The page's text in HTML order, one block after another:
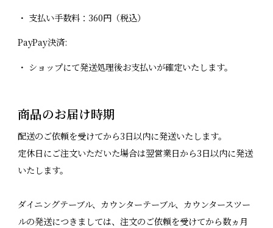
・ 支払い手数料：360円（税込）
PayPay決済:
・ ショップにて発送処理後お支払いが確定いたします。
商品のお届け時期
配送のご依頼を受けてから3日以内に発送いたします。
定休日にご注文いただいた場合は翌営業日から3日以内に発送
いたします。
ダイニングテーブル、カウンターテーブル、カウンタースツー
ルの発送につきましては、注文のご依頼を受けてから数ヵ月